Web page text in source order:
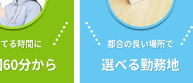
る時間に
分から
都合の良い場所で
選べる勤務地